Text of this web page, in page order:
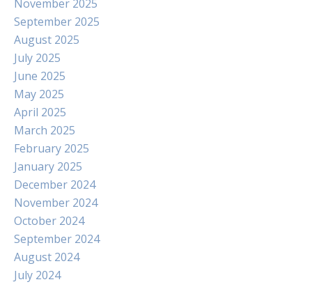
November 2025
September 2025
August 2025
July 2025
June 2025
May 2025
April 2025
March 2025
February 2025
January 2025
December 2024
November 2024
October 2024
September 2024
August 2024
July 2024